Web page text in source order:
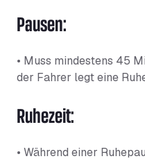
Pausen:
• Muss mindestens 45
der Fahrer legt eine
Ruhezeit:
• Während einer